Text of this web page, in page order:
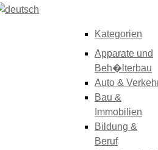
Kategorien
Apparate und
Beh�lterbau
Auto &
Bau &
Immobilien
Bildung &
Beruf